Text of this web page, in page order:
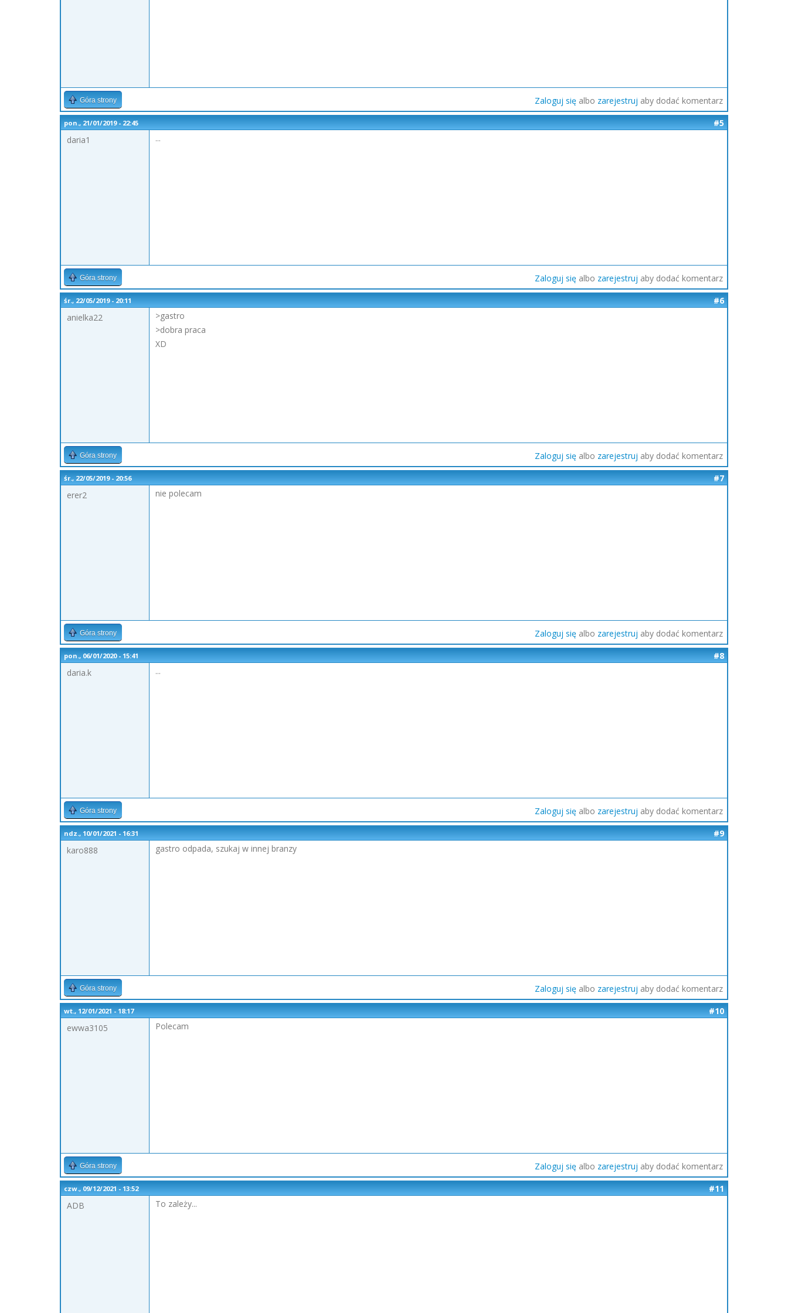
Góra strony Zaloguj się albo zarejestruj aby dodać komentarz
pon., 21/01/2019 - 22:45
#5
daria1
...
Góra strony Zaloguj się albo zarejestruj aby dodać komentarz
śr., 22/05/2019 - 20:11
#6
anielka22
>gastro
>dobra praca
XD
Góra strony Zaloguj się albo zarejestruj aby dodać komentarz
śr., 22/05/2019 - 20:56
#7
erer2
nie polecam
Góra strony Zaloguj się albo zarejestruj aby dodać komentarz
pon., 06/01/2020 - 15:41
#8
daria.k
...
Góra strony Zaloguj się albo zarejestruj aby dodać komentarz
ndz., 10/01/2021 - 16:31
#9
karo888
gastro odpada, szukaj w innej branzy
Góra strony Zaloguj się albo zarejestruj aby dodać komentarz
wt., 12/01/2021 - 18:17
#10
ewwa3105
Polecam
Góra strony Zaloguj się albo zarejestruj aby dodać komentarz
czw., 09/12/2021 - 13:52
#11
ADB
To zależy...